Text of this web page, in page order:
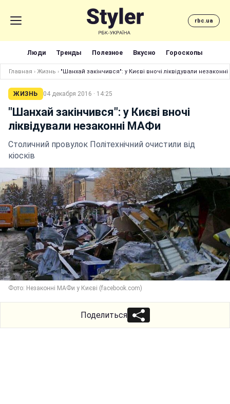
rbc.ua
Люди Тренды Полезное Вкусно Гороскопы
Главная › Жизнь › "Шанхай закінчився": у Києві вночі ліквідували
ЖИЗНЬ 04 декабря 2016 · 14:25
"Шанхай закінчився": у Києві вночі
ліквідували незаконні МАФи
Столичний провулок Політехнічний очистили від
кіосків
Фото: Незаконні МАФи у Києві (facebook.com)
Поделиться